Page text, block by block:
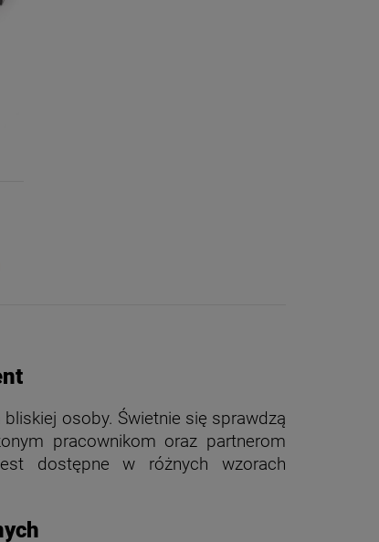
osoby. Świetnie się sprawdzą
pracownikom oraz partnerom
dostępne w różnych wzorach